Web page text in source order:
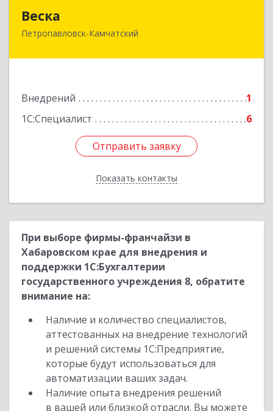
Веска
Петропавловск-Камчатский
Внедрений
1
1С:Специалист
6
Отправить заявку
Показать контакты
683031, Камчатский край, Петропавловск-
Подробнее
Отправить заявку
Назад
При выборе фирмы-франчайзи в
Хабаровском крае для внедрения и
поддержки 1С:Бухгалтерии
государственного учреждения 8, обратите
внимание на:
Наличие и количество специалистов,
аттестованных на внедрение технологий
и решений системы 1С:Предприятие,
которые будут использоваться для
автоматизации ваших задач.
Наличие опыта внедрения решений
в вашей или близкой отрасли. Вы можете